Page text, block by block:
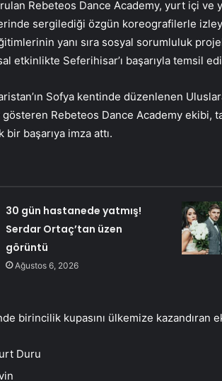
Rebeteos Dance Academy, yurt içi ve
sergilediği özgün koreografilerle
yanı sıra sosyal sorumluluk
etkinlikte Seferihisar’ı başarıyla temsil
Sofya kentinde düzenlenen
gösteren Rebeteos Dance Academy ekibi,
başarıya imza attı.
30 gün hastanede yatmış!
Serdar Ortaç’tan üzen
görüntü
Ağustos 6, 2026
birincilik kupasını ülkemize kazandıran
Duru